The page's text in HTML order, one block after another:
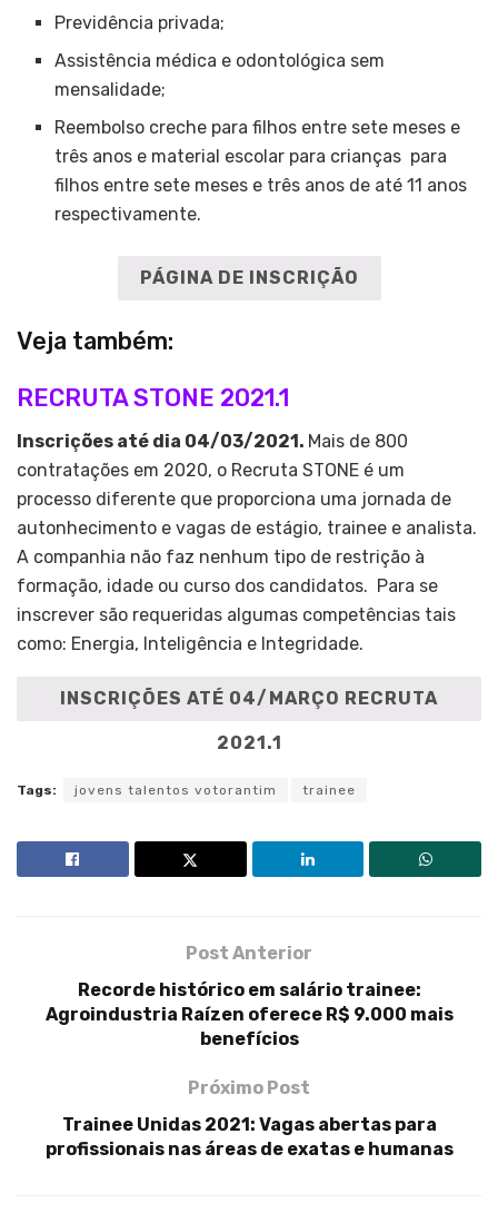
Previdência privada;
Assistência médica e odontológica sem
mensalidade;
Reembolso creche para filhos entre sete meses e
três anos e material escolar para crianças para
filhos entre sete meses e três anos de até 11 anos
respectivamente.
PÁGINA DE INSCRIÇÃO
Veja também:
RECRUTA STONE 2021.1
Inscrições até dia 04/03/2021. Mais de 800
contratações em 2020, o Recruta STONE é um
processo diferente que proporciona uma jornada de
autonhecimento e vagas de estágio, trainee e analista.
A companhia não faz nenhum tipo de restrição à
formação, idade ou curso dos candidatos. Para se
inscrever são requeridas algumas competências tais
como: Energia, Inteligência e Integridade.
INSCRIÇÕES ATÉ 04/MARÇO RECRUTA
2021.1
Tags: jovens talentos votorantim trainee
Post Anterior
Recorde histórico em salário trainee:
Agroindustria Raízen oferece R$ 9.000 mais
benefícios
Próximo Post
Trainee Unidas 2021: Vagas abertas para
profissionais nas áreas de exatas e humanas